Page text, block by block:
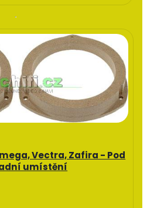
Vectra, Zafira - Pod
umístění